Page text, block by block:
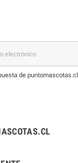
de puntomascotas.cl